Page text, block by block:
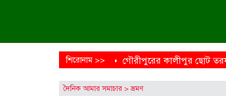
শিরোনাম >>
গৌরীপুরের কালীপুর ছোট তরফ
ময়মনসিংহের ত্রিশালে জাতীয়
এক নির্মাণাধীন ভবনেই
দৈনিক আমার সমাচার >ভ্রমণ